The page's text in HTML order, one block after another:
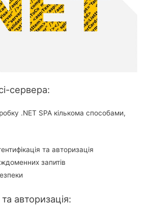
сервера:
.NET SPA кількома способами,
та авторизація
запитів
авторизація: